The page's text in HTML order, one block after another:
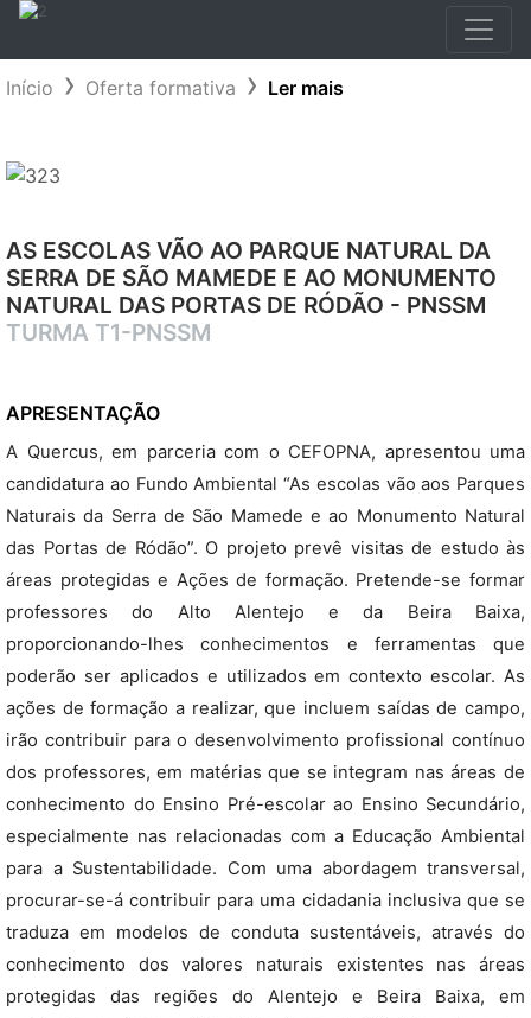
Início Oferta formativa Ler mais
AS ESCOLAS VÃO AO PARQUE NATURAL DA
SERRA DE SÃO MAMEDE E AO MONUMENTO
NATURAL DAS PORTAS DE RÓDÃO - PNSSM
TURMA T1-PNSSM
APRESENTAÇÃO
A Quercus, em parceria com o CEFOPNA, apresentou uma
candidatura ao Fundo Ambiental “As escolas vão aos Parques
Naturais da Serra de São Mamede e ao Monumento Natural
das Portas de Ródão”. O projeto prevê visitas de estudo às
áreas protegidas e Ações de formação. Pretende-se formar
professores do Alto Alentejo e da Beira Baixa,
proporcionando-lhes conhecimentos e ferramentas que
poderão ser aplicados e utilizados em contexto escolar. As
ações de formação a realizar, que incluem saídas de campo,
irão contribuir para o desenvolvimento profissional contínuo
dos professores, em matérias que se integram nas áreas de
conhecimento do Ensino Pré-escolar ao Ensino Secundário,
especialmente nas relacionadas com a Educação Ambiental
para a Sustentabilidade. Com uma abordagem transversal,
procurar-se-á contribuir para uma cidadania inclusiva que se
traduza em modelos de conduta sustentáveis, através do
conhecimento dos valores naturais existentes nas áreas
protegidas das regiões do Alentejo e Beira Baixa, em